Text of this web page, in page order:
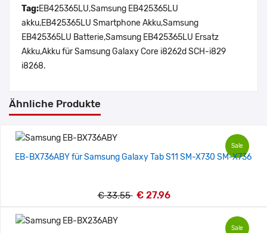
Tag:EB425365LU,Samsung EB425365LU
akku,EB425365LU Smartphone Akku,Samsung
EB425365LU Batterie,Samsung EB425365LU Ersatz
Akku,Akku für Samsung Galaxy Core i8262d SCH-i829
i8268.
Ähnliche Produkte
Sale
EB-BX736ABY für Samsung Galaxy Tab S11 SM-X730 SM-X736
€ 33.55 € 27.96
Sale